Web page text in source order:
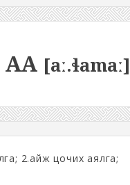
[aː.ɬamaː]
2.айж цочих аялга;